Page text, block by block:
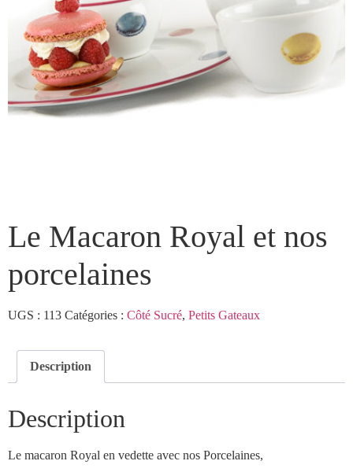
Le Macaron Royal et nos
porcelaines
UGS : 113 Catégories : Côté Sucré, Petits Gateaux
Description
Description
Le macaron Royal en vedette avec nos Porcelaines,